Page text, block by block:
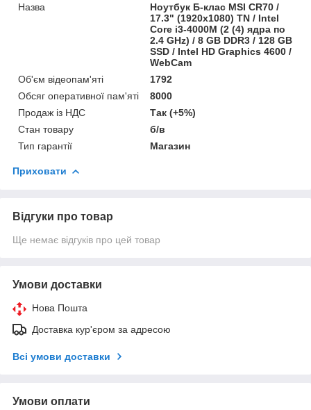
Назва
Ноутбук Б-клас MSI CR70 /
17.3" (1920x1080) TN / Intel
Core i3-4000M (2 (4) ядра по
2.4 GHz) / 8 GB DDR3 / 128 GB
SSD / Intel HD Graphics 4600 /
WebCam
Об'єм відеопам'яті
1792
Обсяг оперативної пам'яті
8000
Продаж із НДС
Так (+5%)
Стан товару
б/в
Тип гарантії
Магазин
Приховати
Відгуки про товар
Ще немає відгуків про цей товар
Умови доставки
Нова Пошта
Доставка кур'єром за адресою
Всі умови доставки
Умови оплати